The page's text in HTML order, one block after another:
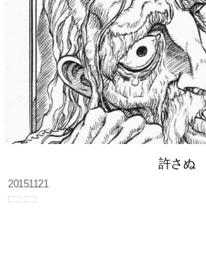
許さぬ
20151121